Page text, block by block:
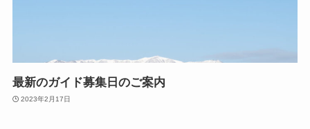
最新のガイド募集日のご案内
2023年2月17日